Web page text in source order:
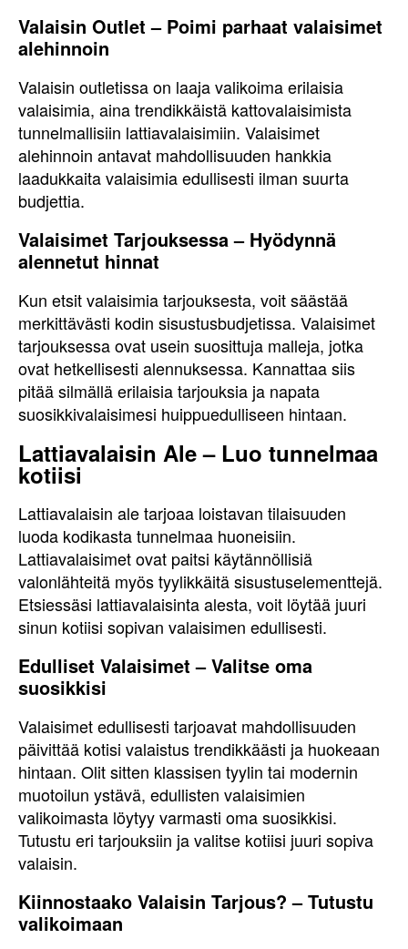
Valaisin Outlet – Poimi parhaat valaisimet
alehinnoin
Valaisin outletissa on laaja valikoima erilaisia
valaisimia, aina trendikkäistä kattovalaisimista
tunnelmallisiin lattiavalaisimiin. Valaisimet
alehinnoin antavat mahdollisuuden hankkia
laadukkaita valaisimia edullisesti ilman suurta
budjettia.
Valaisimet Tarjouksessa – Hyödynnä
alennetut hinnat
Kun etsit valaisimia tarjouksesta, voit säästää
merkittävästi kodin sisustusbudjetissa. Valaisimet
tarjouksessa ovat usein suosittuja malleja, jotka
ovat hetkellisesti alennuksessa. Kannattaa siis
pitää silmällä erilaisia tarjouksia ja napata
suosikkivalaisimesi huippuedulliseen hintaan.
Lattiavalaisin Ale – Luo tunnelmaa
kotiisi
Lattiavalaisin ale tarjoaa loistavan tilaisuuden
luoda kodikasta tunnelmaa huoneisiin.
Lattiavalaisimet ovat paitsi käytännöllisiä
valonlähteitä myös tyylikkäitä sisustuselementtejä.
Etsiessäsi lattiavalaisinta alesta, voit löytää juuri
sinun kotiisi sopivan valaisimen edullisesti.
Edulliset Valaisimet – Valitse oma
suosikkisi
Valaisimet edullisesti tarjoavat mahdollisuuden
päivittää kotisi valaistus trendikkäästi ja huokeaan
hintaan. Olit sitten klassisen tyylin tai modernin
muotoilun ystävä, edullisten valaisimien
valikoimasta löytyy varmasti oma suosikkisi.
Tutustu eri tarjouksiin ja valitse kotiisi juuri sopiva
valaisin.
Kiinnostaako Valaisin Tarjous? – Tutustu
valikoimaan